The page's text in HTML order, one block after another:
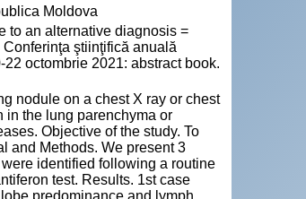
Moldova
to an alternative diagnosis =
ştiinţifică anuală
octombrie 2021: abstract book.
nodule on a chest X ray or chest
in the lung parenchyma or
Objective of the study. To
and Methods. We present 3
identified following a routine
test. Results. 1st case
predominance and lymph